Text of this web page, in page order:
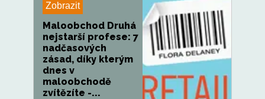
Zobrazit
Maloobchod Druhá
nejstarší profese: 7
nadčasových
zásad, díky kterým
dnes v
maloobchodě
zvítězíte -...